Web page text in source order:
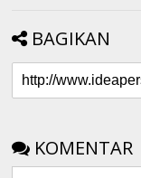
BAGIKAN
KOMENTAR